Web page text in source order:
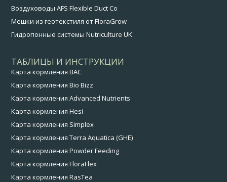
Воздуховоды AFS Flexible Duct Co
Мешки из геотекстиля от FloraGrow
Гидропонные системы Nutriculture UK
ТАБЛИЦЫ И ИНСТРУКЦИИ
Карта кормления BAC
Карта кормления Bio Bizz
Карта кормления Advanced Nutrients
Карта кормления Hesi
Карта кормления Simplex
Карта кормления Terra Aquatica (GHE)
Карта кормления Powder Feeding
Карта кормления FloraFlex
Карта кормления RasTea